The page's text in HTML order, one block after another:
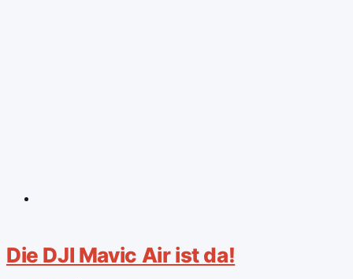
Die DJI Mavic Air ist da!